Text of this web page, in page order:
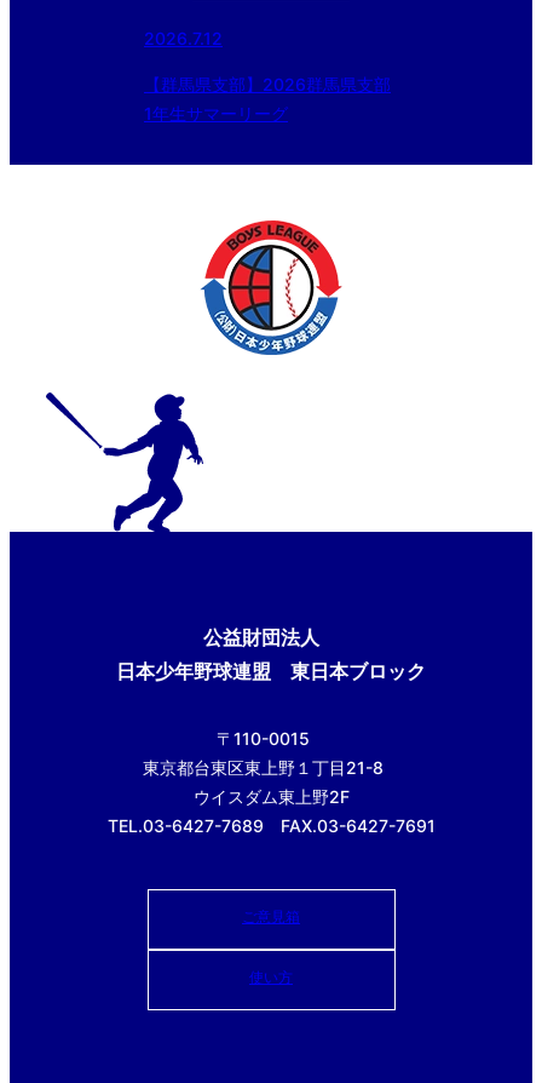
2026.7.12
【群馬県支部】2026群馬県支部
1年生サマーリーグ
公益財団法人
日本少年野球連盟 東日本ブロック
〒110-0015
東京都台東区東上野１丁目21-8
ウイスダム東上野2F
TEL.03-6427-7689 FAX.03-6427-7691
ご意見箱
使い方